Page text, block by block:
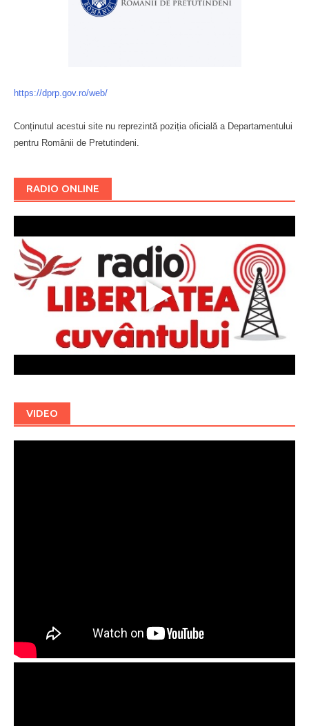
https://dprp.gov.ro/web/
Conținutul acestui site nu reprezintă poziția oficială a Departamentului
pentru Românii de Pretutindeni.
RADIO ONLINE
VIDEO